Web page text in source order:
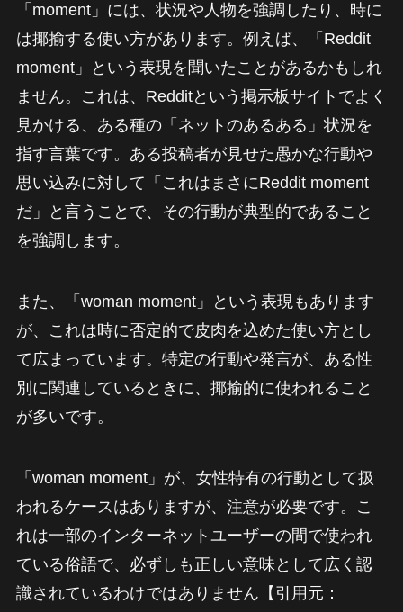
「moment」には、状況や人物を強調したり、時に
は揶揄する使い方があります。例えば、「Reddit
moment」という表現を聞いたことがあるかもしれ
ません。これは、Redditという掲示板サイトでよく
見かける、ある種の「ネットのあるある」状況を
指す言葉です。ある投稿者が見せた愚かな行動や
思い込みに対して「これはまさにReddit moment
だ」と言うことで、その行動が典型的であること
を強調します。
また、「woman moment」という表現もあります
が、これは時に否定的で皮肉を込めた使い方とし
て広まっています。特定の行動や発言が、ある性
別に関連しているときに、揶揄的に使われること
が多いです。
「woman moment」が、女性特有の行動として扱
われるケースはありますが、注意が必要です。こ
れは一部のインターネットユーザーの間で使われ
ている俗語で、必ずしも正しい意味として広く認
識されているわけではありません【引用元：